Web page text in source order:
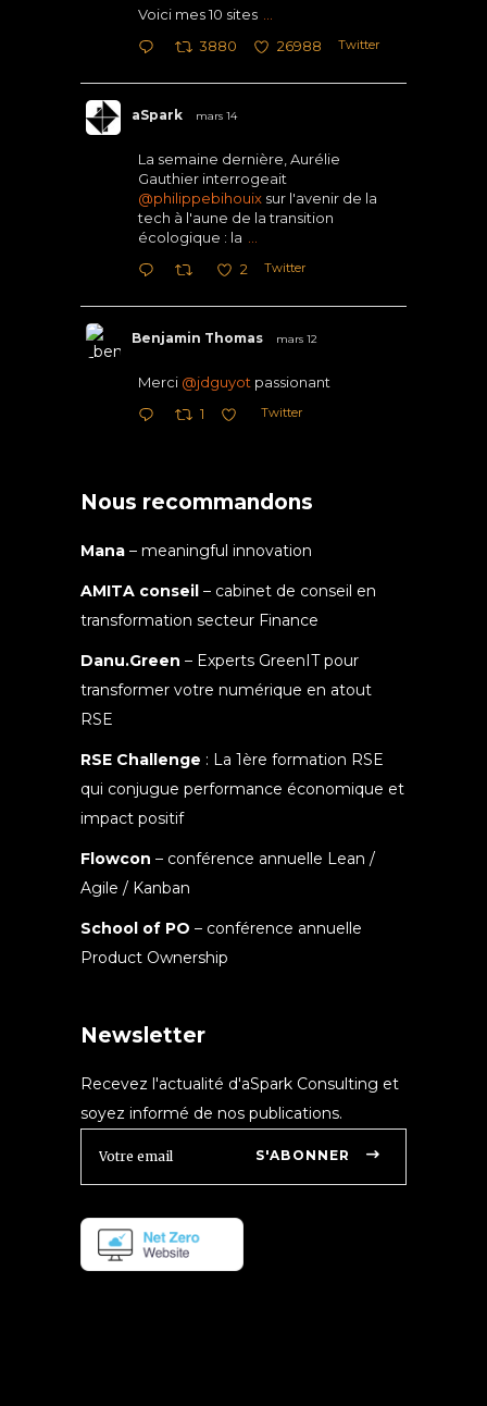
Voici mes 10 sites
3880 26988 Twitter
aSpark mars 14
La semaine dernière, Aurélie
Gauthier interrogeait
@philippebihouix sur l'avenir de la
tech à l'aune de la transition
écologique : la
2 Twitter
Benjamin Thomas mars 12
Merci @jdguyot passionant
1 Twitter
Nous recommandons
Mana – meaningful innovation
AMITA conseil – cabinet de conseil en
transformation secteur Finance
Danu.Green – Experts GreenIT pour
transformer votre numérique en atout
RSE
RSE Challenge : La 1ère formation RSE
qui conjugue performance économique et
impact positif
Flowcon – conférence annuelle Lean /
Agile / Kanban
School of PO – conférence annuelle
Product Ownership
Newsletter
Recevez l'actualité d'aSpark Consulting et
soyez informé de nos publications.
S'ABONNER